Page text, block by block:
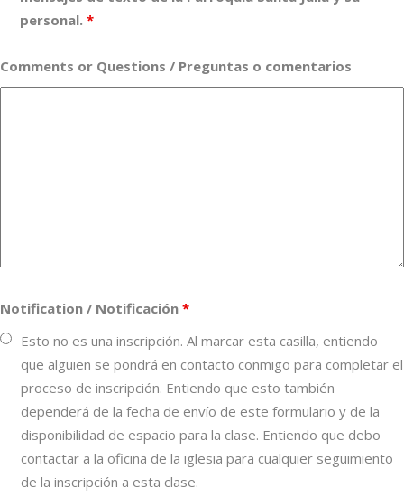
personal. *
Comments or Questions / Preguntas o comentarios
Notification / Notificación *
Esto no es una inscripción. Al marcar esta casilla, entiendo
que alguien se pondrá en contacto conmigo para completar el
proceso de inscripción. Entiendo que esto también
dependerá de la fecha de envío de este formulario y de la
disponibilidad de espacio para la clase. Entiendo que debo
contactar a la oficina de la iglesia para cualquier seguimiento
de la inscripción a esta clase.